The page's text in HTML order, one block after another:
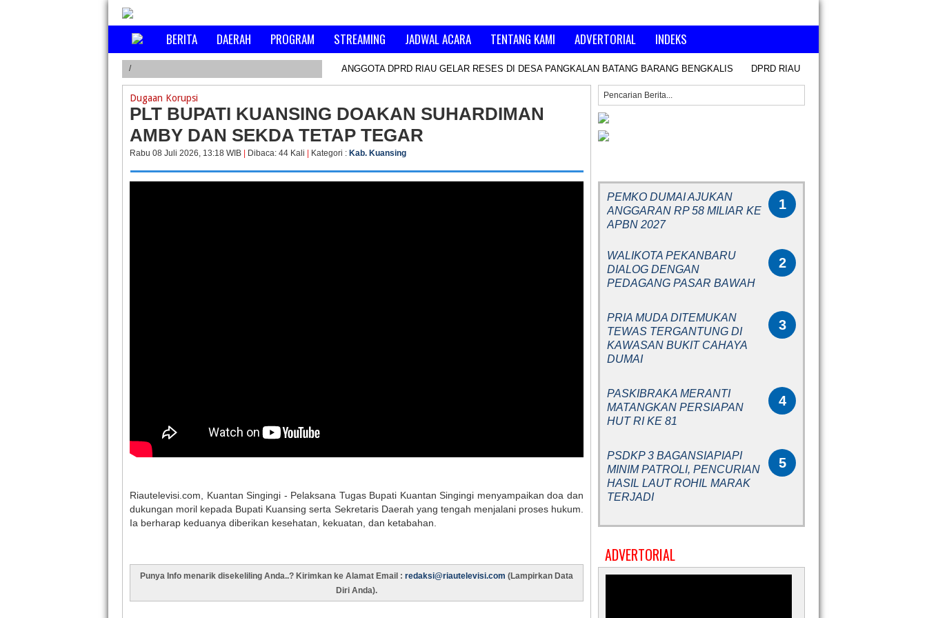
BERITA DAERAH PROGRAM STREAMING JADWAL ACARA TENTANG KAMI ADVERTORIAL INDEKS
/ ANGGOTA DPRD RIAU GELAR RESES DI DESA PANGKALAN BATANG BARANG BENGKALIS DPRD RIAU MATANGKAN PERSIAPAN
Dugaan Korupsi
PLT BUPATI KUANSING DOAKAN SUHARDIMAN
AMBY DAN SEKDA TETAP TEGAR
Rabu 08 Juli 2026, 13:18 WIB Dibaca: 44 Kali Kategori : Kab. Kuansing
Riautelevisi.com, Kuantan Singingi - Pelaksana Tugas Bupati Kuantan Singingi menyampaikan doa dan
dukungan moril kepada Bupati Kuansing serta Sekretaris Daerah yang tengah menjalani proses hukum.
Ia berharap keduanya diberikan kesehatan, kekuatan, dan ketabahan.
Punya Info menarik disekeliling Anda..? Kirimkan ke Alamat Email : redaksi@riautelevisi.com (Lampirkan Data
Diri Anda).
1
PEMKO DUMAI AJUKAN
ANGGARAN RP 58 MILIAR KE
APBN 2027
2
WALIKOTA PEKANBARU
DIALOG DENGAN
PEDAGANG PASAR BAWAH
3
PRIA MUDA DITEMUKAN
TEWAS TERGANTUNG DI
KAWASAN BUKIT CAHAYA
DUMAI
4
PASKIBRAKA MERANTI
MATANGKAN PERSIAPAN
HUT RI KE 81
5
PSDKP 3 BAGANSIAPIAPI
MINIM PATROLI, PENCURIAN
HASIL LAUT ROHIL MARAK
TERJADI
ADVERTORIAL